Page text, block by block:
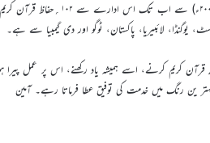
مدرسۃ الحفظ کے آغاز
یوگنڈا، لائبیریا، پاکستان، ٹوگو اور دی گیمبیا سے ہے۔
حفظ قرآن کریم کرنے، اسے ہمیشہ یاد رکھنے، اس پر عمل
ین رنگ میں خدمت کی توفیق عطا فرماتا رہے۔ آمین